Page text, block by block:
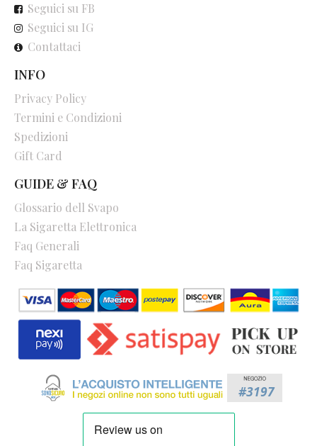
Seguici su FB
Seguici su IG
Contattaci
INFO
Privacy Policy
Termini e Condizioni
Spedizioni
Gift Card
GUIDE & FAQ
Glossario dell Svapo
La Sigaretta Elettronica
Faq Generali
Faq Sigaretta